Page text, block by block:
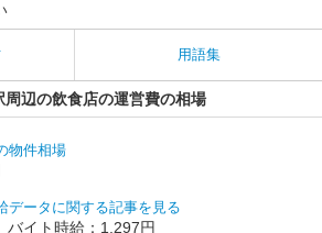
用語集
周辺の飲食店の運営費の相場
物件相場
データに関する記事を見る
イト時給：1,297円